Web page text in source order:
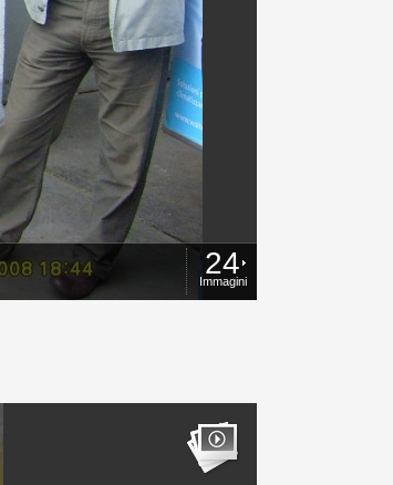
24
Immagini